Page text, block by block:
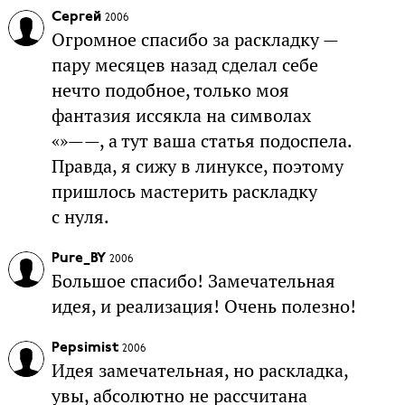
Сергей 2006
Огромное спасибо за раскладку —
пару месяцев назад сделал себе
нечто подобное, только моя
фантазия иссякла на символах
«»——, а тут ваша статья подоспела.
Правда, я сижу в линуксе, поэтому
пришлось мастерить раскладку
с нуля.
Pure_BY 2006
Большое спасибо! Замечательная
идея, и реализация! Очень полезно!
Pepsimist 2006
Идея замечательная, но раскладка,
увы, абсолютно не рассчитана